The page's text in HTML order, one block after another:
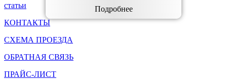
статьи
КОНТАКТЫ
СХЕМА ПРОЕЗДА
ОБРАТНАЯ СВЯЗЬ
ПРАЙС-ЛИСТ
Подробнее